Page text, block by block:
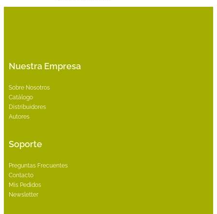
Nuestra Empresa
Sobre Nosotros
Catálogo
Distribuidores
Autores
Soporte
Preguntas Frecuentes
Contacto
Mis Pedidos
Newsletter